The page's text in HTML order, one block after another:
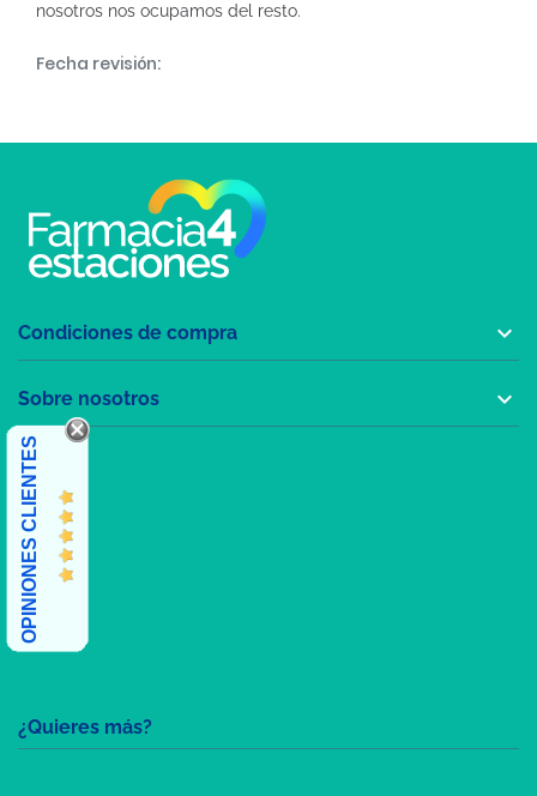
nosotros nos ocupamos del resto.
Fecha revisión:
¿Quieres más?
Condiciones de compra 
Sobre nosotros 
OPINIONES CLIENTES